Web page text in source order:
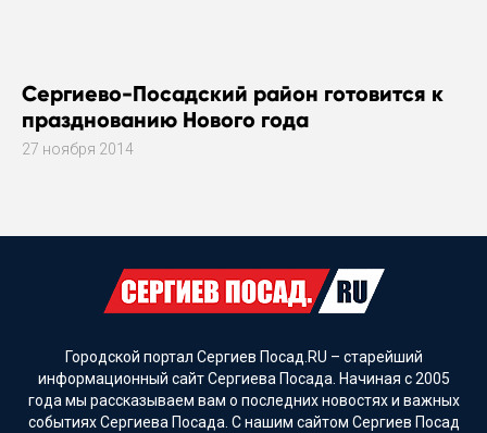
Сергиево-Посадский район готовится к
празднованию Нового года
27 ноября 2014
Городской портал Сергиев Посад.RU – старейший
информационный сайт Сергиева Посада. Начиная с 2005
года мы рассказываем вам о последних новостях и важных
событиях Сергиева Посада. С нашим сайтом Сергиев Посад